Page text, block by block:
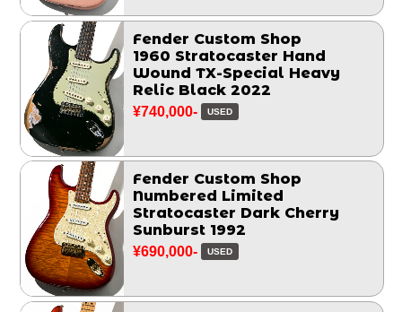
Fender Custom Shop
1960 Stratocaster Hand
Wound TX-Special Heavy
Relic Black 2022
¥740,000- USED
Fender Custom Shop
Numbered Limited
Stratocaster Dark Cherry
Sunburst 1992
¥690,000- USED